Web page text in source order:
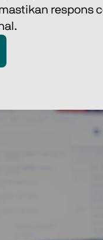
respons